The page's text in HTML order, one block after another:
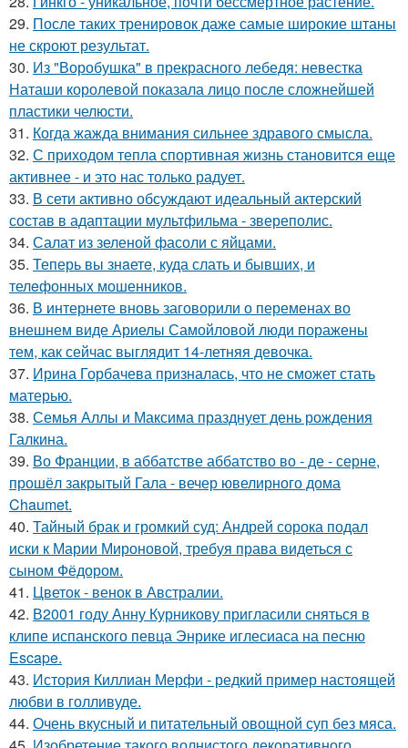
29. После таких тренировок даже самые широкие штаны
не скроют результат.
30. Из "Воробушка" в прекрасного лебедя: невестка
Наташи королевой показала лицо после сложнейшей
пластики челюсти.
31. Когда жажда внимания сильнее здравого смысла.
32. С приходом тепла спортивная жизнь становится еще
активнее - и это нас только радует.
33. В сети активно обсуждают идеальный актерский
состав в адаптации мультфильма - звереполис.
34. Салат из зеленой фасоли с яйцами.
35. Теперь вы знaетe, куда слать и бывших, и
телeфонныx мошенников.
36. В интернете вновь заговорили о переменах во
внешнем виде Ариелы Самойловой люди поражены
тем, как сейчас выглядит 14-летняя девочка.
37. Ирина Горбачева призналась, что не сможет стать
матерью.
38. Семья Аллы и Максима празднует день рождения
Галкина.
39. Во Франции, в аббатстве аббатство во - де - серне,
прошёл закрытый Гала - вечер ювелирного дома
Chaumet.
40. Тайный брак и громкий суд: Андрей сорока подал
иски к Марии Мироновой, требуя права видеться с
сыном Фёдором.
41. Цветок - венок в Австралии.
42. В2001 году Анну Курникову пригласили сняться в
клипе испанского певца Энрике иглесиаса на песню
Escape.
43. История Киллиан Мерфи - редкий пример настоящей
любви в голливуде.
44. Очень вкусный и питательный овощной суп без мяса.